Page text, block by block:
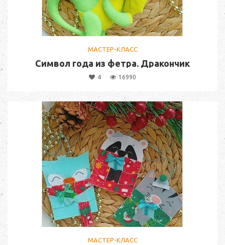
МАСТЕР-КЛАСС
Символ года из фетра. Дракончик
4 16990
МАСТЕР-КЛАСС